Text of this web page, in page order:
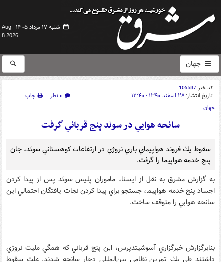
شنبه ۱۷ مرداد ۱۴۰۵ -
Aug
8 2026
جهان
کد خبر106587
تاریخ انتشار: ۲۸ اسفند ۱۳۹۰ - ۱۲:۴۰ ۰ نظر
چاپ
جهان
سانحه هوايي در سوئد پنج قرباني گرفت
سقوط يك فروند هواپيماي باري نروژي در ارتفاعات كوهستاني سوئد، جان
پنج خدمه هواپيما را گرفت.
به گزارش مشرق به نقل از ایسنا، ماموران پليس سوئد پس از پيدا كردن
اجساد پنج خدمه هواپيما، جستجو براي پيدا كردن نجات يافتگان احتمالي اين
سانحه هوايي را متوقف ساخت.
بنابرگزارش خبرگزاري آسوشيتدپرس، اين پنج قرباني كه همگي مليت نروژي
داشتند طي يك تمرين نظامي بين‌المللي دچار سانحه شدند. علت سقوط